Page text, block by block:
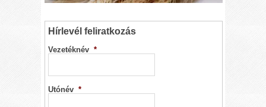
Hírlevél feliratkozás
Vezetéknév *
Utónév *